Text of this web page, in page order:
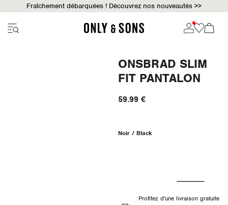
Fraîchement débarquées ! Découvrez nos nouveautés >>
ONSBRAD SLIM
FIT PANTALON
59.99 €
Noir / Black
Profitez d'une livraison gratuite